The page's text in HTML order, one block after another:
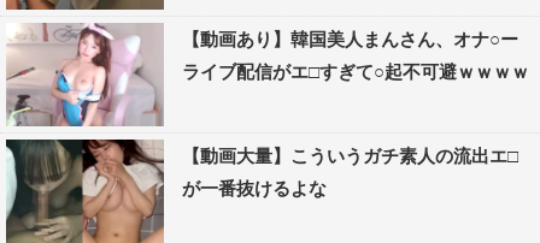
【動画あり】韓国美人まんさん、オナ○ー
ライブ配信がエ□すぎて○起不可避ｗｗｗｗ
【動画大量】こういうガチ素人の流出エ□
が一番抜けるよな